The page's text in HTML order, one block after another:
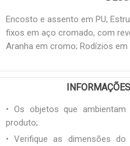
Encosto e assento em PU;
fixos em aço cromado, com
Aranha em cromo; Rodízios
• Os objetos que
produto;
• Verifique as dimensões